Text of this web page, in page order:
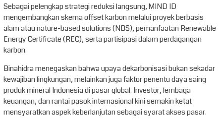
Sebagai pelengkap strategi reduksi langsung, MIND ID
mengembangkan skema offset karbon melalui proyek berbasis
alam atau nature-based solutions (NBS), pemanfaatan Renewable
Energy Certificate (REC), serta partisipasi dalam perdagangan
karbon.
Binahidra menegaskan bahwa upaya dekarbonisasi bukan sekadar
kewajiban lingkungan, melainkan juga faktor penentu daya saing
produk mineral Indonesia di pasar global. Investor, lembaga
keuangan, dan rantai pasok internasional kini semakin ketat
mensyaratkan aspek keberlanjutan sebagai syarat akses pasar.